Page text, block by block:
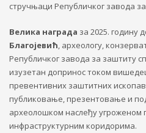
стручњаци Републичког завода
Велика награда за 2025. годину
Благојевић, археологу,
Републичког завода за заштиту
изузетан допринос током
превентивних заштитних
публиковање, презентовање и
археолошком наслеђу
инфраструктурним коридорима.